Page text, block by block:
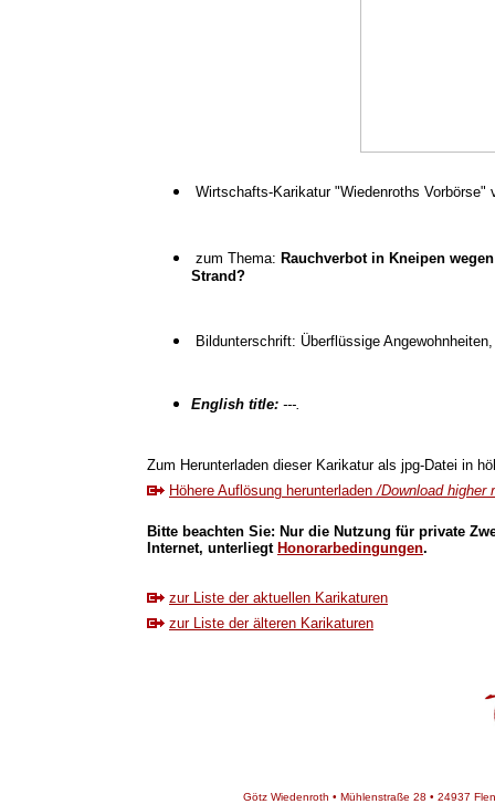
Wirtschafts-Karikatur "Wiedenroths Vorbörse"
zum Thema: Rauchverbot in Kneipen
Strand?
Bildunterschrift: Überflüssige
English title: ---.
Zum Herunterladen dieser Karikatur als jpg-Datei in
Höhere Auflösung herunterladen/Download higher
Bitte beachten Sie: Nur die Nutzung für private
Internet, unterliegt Honorarbedingungen.
zur Liste der aktuellen Karikaturen
zur Liste der älteren Karikaturen
Götz Wiedenroth • Mühlenstraße 28 • 24937